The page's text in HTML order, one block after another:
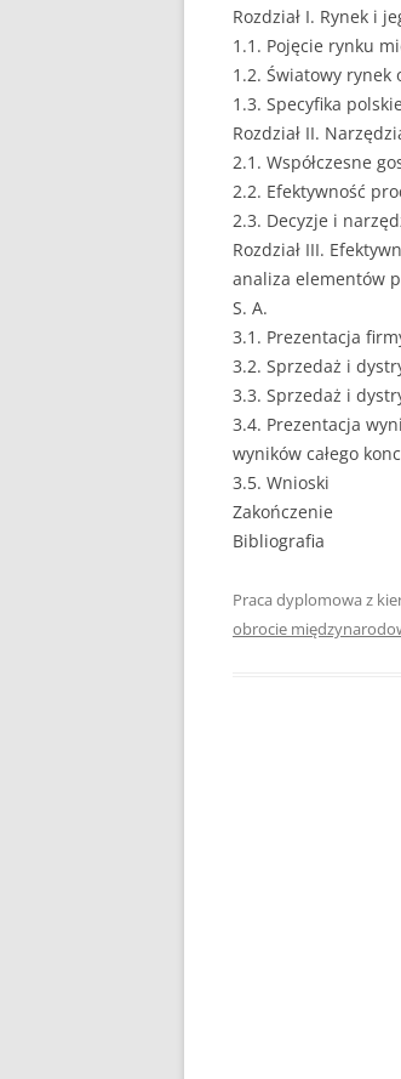
Rozdział I. Rynek i
1.1. Pojęcie rynku
1.2. Światowy rynek
1.3. Specyfika
Rozdział II.
2.1. Współczesne
2.2. Efektywność
2.3. Decyzje i
Rozdział III.
analiza elementów
S. A.
3.1. Prezentacja
3.2. Sprzedaż i
3.3. Sprzedaż i
3.4. Prezentacja
wyników całego
3.5. Wnioski
Zakończenie
Bibliografia
Praca dyplomowa z
obrocie